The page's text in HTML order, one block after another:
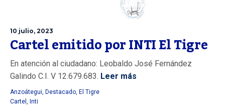
10 julio, 2023
Cartel emitido por INTI El Tigre
En atención al ciudadano: Leobaldo José Fernández
Galindo C.I. V 12.679.683. Leer más
Anzoátegui, Destacado, El Tigre
Cartel , Inti